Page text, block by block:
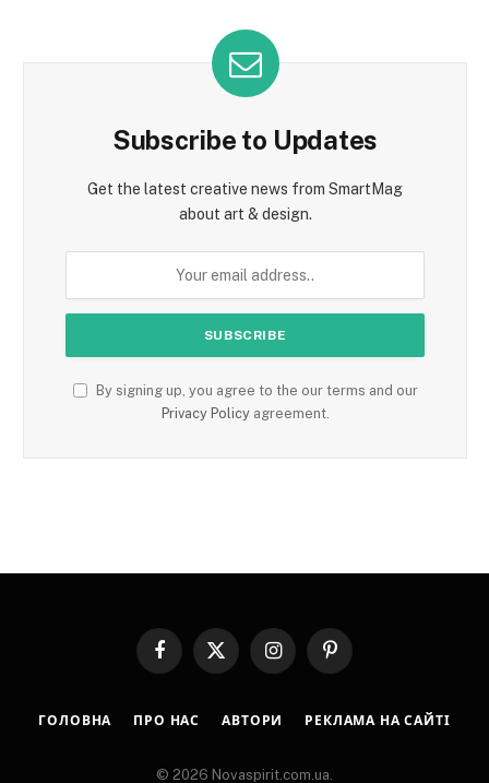
Subscribe to Updates
Get the latest creative news from SmartMag
about art & design.
By signing up, you agree to the our terms and our
Privacy Policyagreement.
Facebook
X
InstagramPinterest
ГОЛОВНА ПРО НАС АВТОРИ РЕКЛАМА НА САЙТІ
© 2026 Novaspirit.com.ua.